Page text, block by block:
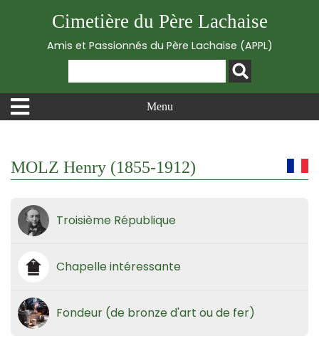
Cimetière du Père Lachaise
Amis et Passionnés du Père Lachaise (APPL)
Menu
MOLZ Henry (1855-1912)
Troisième République
Chapelle intéressante
Fondeur (de bronze d'art ou de fer)